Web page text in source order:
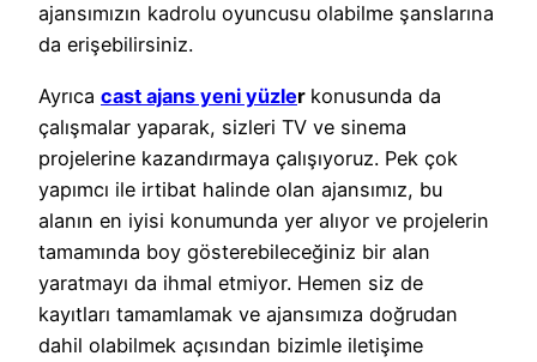
ajansımızın kadrolu oyuncusu olabilme şanslarına
da erişebilirsiniz.
Ayrıca cast ajans yeni yüzler konusunda da
çalışmalar yaparak, sizleri TV ve sinema
projelerine kazandırmaya çalışıyoruz. Pek çok
yapımcı ile irtibat halinde olan ajansımız, bu
alanın en iyisi konumunda yer alıyor ve projelerin
tamamında boy gösterebileceğiniz bir alan
yaratmayı da ihmal etmiyor. Hemen siz de
kayıtları tamamlamak ve ajansımıza doğrudan
dahil olabilmek açısından bizimle iletişime